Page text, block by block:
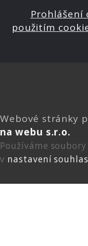
použitím
Webové stránky
na webu s.r.o.
Používáme
v nastavení